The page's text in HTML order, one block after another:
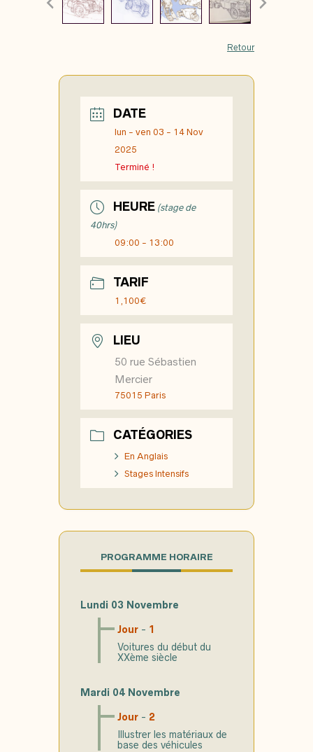
Retour
DATE
lun - ven 03 - 14 Nov
2025
Terminé !
HEURE (stage de
40hrs)
09:00 - 13:00
TARIF
1,100€
LIEU
50 rue Sébastien
Mercier
75015 Paris
CATÉGORIES
En Anglais
Stages Intensifs
PROGRAMME HORAIRE
Lundi 03 Novembre
Jour - 1
Voitures du début du
XXème siècle
Mardi 04 Novembre
Jour - 2
Illustrer les matériaux de
base des véhicules